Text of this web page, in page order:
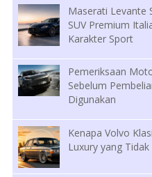
Maserati Levante
SUV Premium
Karakter Sport
Pemeriksaan
Sebelum
Digunakan
Kenapa Volvo
Luxury yang